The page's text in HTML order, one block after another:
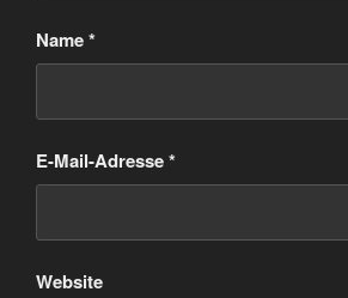
Name*
E-Mail-Adresse*
Website